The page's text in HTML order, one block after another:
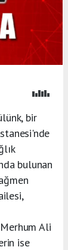
bir
bulunan
Ali
ise